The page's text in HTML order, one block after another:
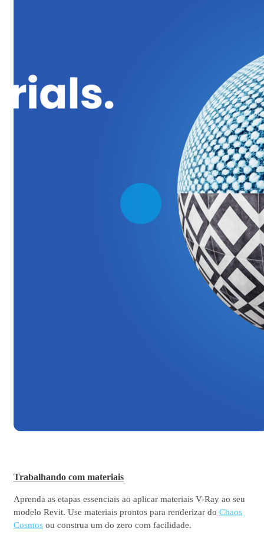
Trabalhando com materiais
Aprenda as etapas essenciais ao aplicar materiais V-Ray ao seu
modelo Revit. Use materiais prontos para renderizar do Chaos
Cosmos ou construa um do zero com facilidade.